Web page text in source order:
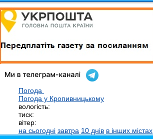
Погода
Погода у Кропивницькому
вологість:
тиск:
вітер:
на сьогодні завтра 10 днів в інших містах